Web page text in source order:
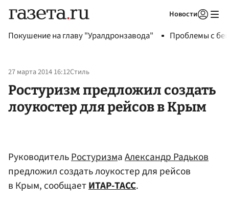
Новости
Покушение на главу "Уралдронзавода" Проблемы с
27 марта 2014 16:12Стиль
Ростуризм предложил создать
лоукостер для рейсов в Крым
РуководительРостуризмаАлександр Радьков
предложил создать лоукостер для рейсов
в Крым, сообщаетИТАР-ТАСС.